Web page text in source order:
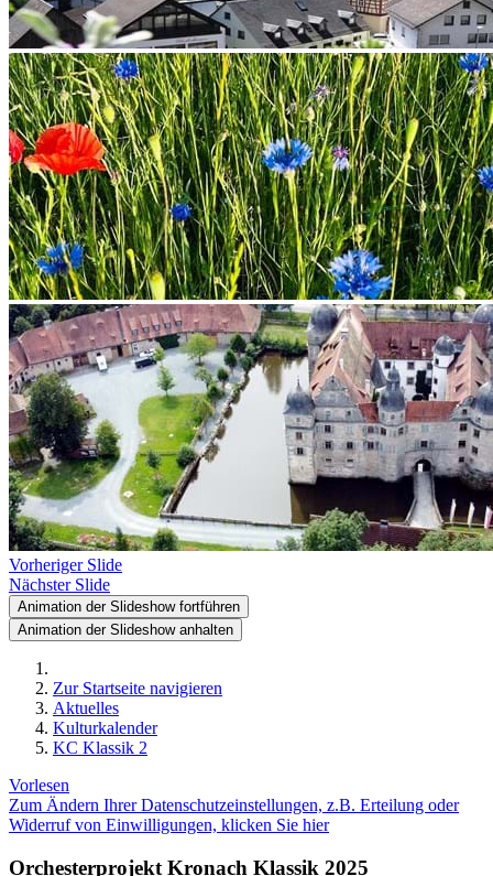
Vorheriger Slide
Nächster Slide
Animation der Slideshow fortführen
Animation der Slideshow anhalten
Zur Startseite navigieren
Aktuelles
Kulturkalender
KC Klassik 2
Vorlesen
Zum Ändern Ihrer Datenschutzeinstellungen, z.B. Erteilung oder
Widerruf von Einwilligungen, klicken Sie hier
Orchesterprojekt Kronach Klassik 2025